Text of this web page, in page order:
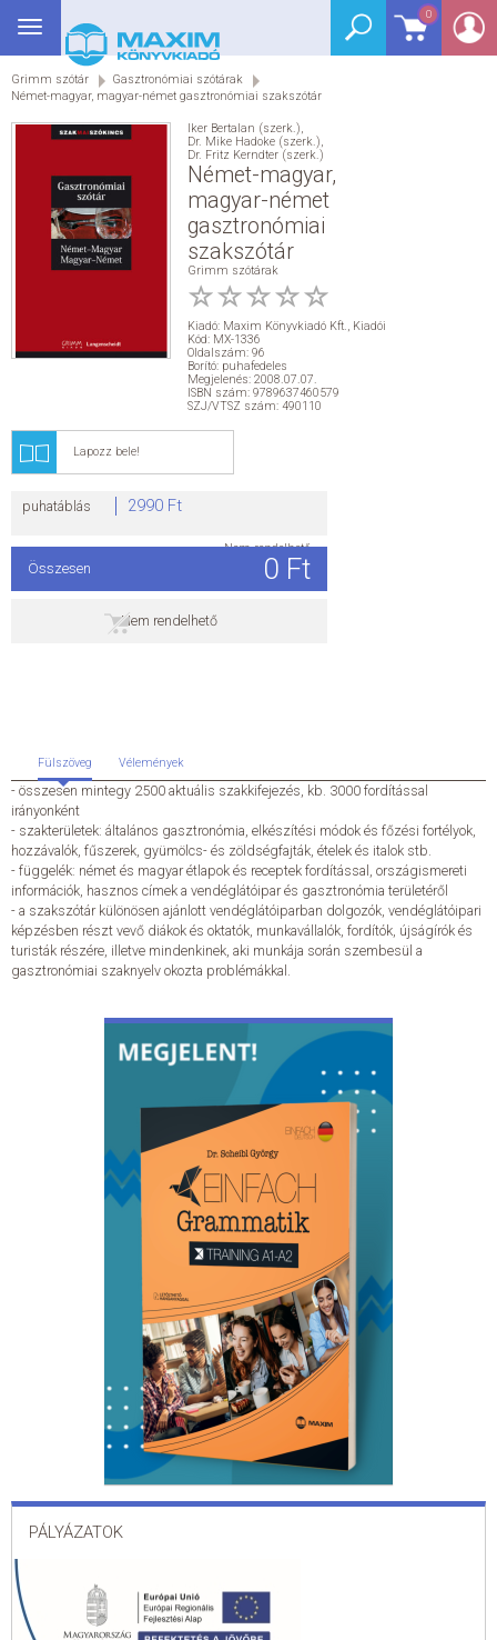
0
Toggle
navigation
Grimm szótár
Gasztronómiai szótárak
Német-magyar, magyar-német gasztronómiai szakszótár
Iker Bertalan (szerk.),
Dr. Mike Hadoke (szerk.),
Dr. Fritz Kerndter (szerk.)
Német-magyar,
magyar-német
gasztronómiai
szakszótár
Grimm szótárak
Kiadó: Maxim Könyvkiadó Kft., Kiadói
Kód: MX-1336
Oldalszám: 96
Borító: puhafedeles
Megjelenés: 2008.07.07.
ISBN szám: 9789637460579
SZJ/VTSZ szám: 490110
Lapozz bele!
Nem rendelhető
puhatáblás 2990 Ft
Nem rendelhető
Összesen 0 Ft
Fülszöveg Vélemények
- összesen mintegy 2500 aktuális szakkifejezés, kb. 3000 fordítással
irányonként
- szakterületek: általános gasztronómia, elkészítési módok és főzési fortélyok,
hozzávalók, fűszerek, gyümölcs- és zöldségfajták, ételek és italok stb.
- függelék: német és magyar étlapok és receptek fordítással, országismereti
információk, hasznos címek a vendéglátóipar és gasztronómia területéről
- a szakszótár különösen ajánlott vendéglátóiparban dolgozók, vendéglátóipari
képzésben részt vevő diákok és oktatók, munkavállalók, fordítók, újságírók és
turisták részére, illetve mindenkinek, aki munkája során szembesül a
gasztronómiai szaknyelv okozta problémákkal.
PÁLYÁZATOK
BEJELENTKEZÉS
SEGÉDKÖNYV
NYELVKÖNYV
GRIMM SZÓTÁR
DREAM KÖNYVEK
HÍREK
ADATKEZELÉSI ÉS ADATVÉDELMI SZABÁLYZAT